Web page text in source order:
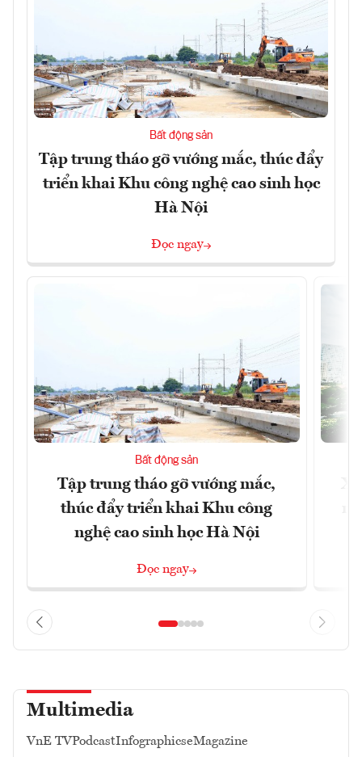
Bất động sản
Tập trung tháo gỡ vướng mắc, thúc đẩy
triển khai Khu công nghệ cao sinh học
Hà Nội
Đọc ngay
Bất động sản
Tập trung tháo gỡ vướng mắc,
thúc đẩy triển khai Khu công
nghệ cao sinh học Hà Nội
Đọc ngay
Multimedia
VnE TVPodcastInfographicseMagazine